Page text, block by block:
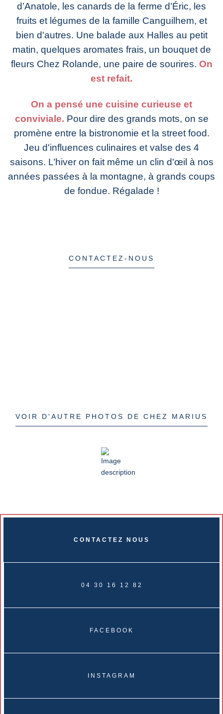
d’Anatole, les canards de la ferme d’Éric, les
fruits et légumes de la famille Canguilhem, et
bien d'autres. Une balade aux Halles au petit
matin, quelques aromates frais, un bouquet de
fleurs Chez Rolande, une paire de sourires. On
est refait.
On a pensé une cuisine curieuse et
conviviale. Pour dire des grands mots, on se
promène entre la bistronomie et la street food.
Jeu d'influences culinaires et valse des 4
saisons. L’hiver on fait même un clin d'œil à nos
années passées à la montagne, à grands coups
de fondue. Régalade !
CONTACTEZ-NOUS
VOIR D'AUTRE PHOTOS DE CHEZ MARIUS
CONTACTEZ NOUS
04 30 16 12 82
FACEBOOK
INSTAGRAM